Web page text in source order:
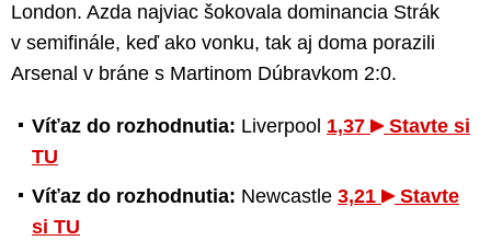
London. Azda najviac šokovala dominancia Strák
v semifinále, keď ako vonku, tak aj doma porazili
Arsenal v bráne s Martinom Dúbravkom 2:0.
Víťaz do rozhodnutia: Liverpool 1,37
Stavte si
TU
Víťaz do rozhodnutia: Newcastle 3,21
Stavte
si TU